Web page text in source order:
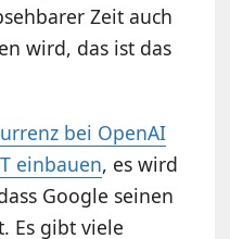
Zeit auch
wird, das ist das
bei OpenAI
einbauen, es wird
Google seinen
Es gibt viele